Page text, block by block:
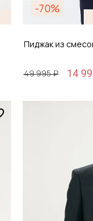
-70%
Пиджак из
49 995 ₽ 14